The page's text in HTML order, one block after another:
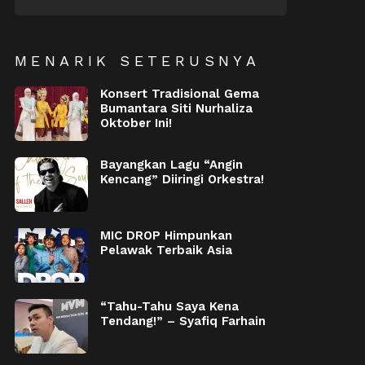
MENARIK SETERUSNYA
Konsert Tradisional Gema
Bumantara Siti Nurhaliza
Oktober Ini!
Bayangkan Lagu “Angin
Kencang” Diiringi Orkestra!
MIC DROP Himpunkan
Pelawak Terbaik Asia
“Tahu-Tahu Saya Kena
Tendang!” – Syafiq Farhain